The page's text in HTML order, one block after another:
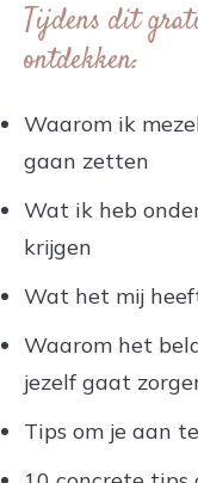
Tijdens dit
ontdekken:
Waarom ik
gaan zetten
Wat ik heb
krijgen
Wat het mij
Waarom het
jezelf gaat
Tips om je aan